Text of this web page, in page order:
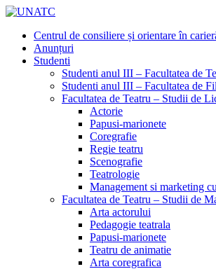
Centrul de consiliere și orientare în
Anunțuri
Studenti
Studenti anul III – Facultatea de
Studenti anul III – Facultatea de
Facultatea de Teatru – Studii de
Actorie
Papusi-marionete
Coregrafie
Regie teatru
Scenografie
Teatrologie
Management si marketing
Facultatea de Teatru – Studii de
Arta actorului
Pedagogie teatrala
Papusi-marionete
Teatru de animatie
Arta coregrafica